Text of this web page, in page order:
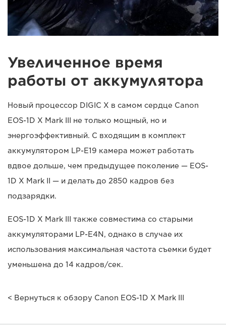
Увеличенное время
работы от аккумулятора
Новый процессор DIGIC X в самом сердце Canon
EOS-1D X Mark III не только мощный, но и
энергоэффективный. С входящим в комплект
аккумулятором LP-E19 камера может работать
вдвое дольше, чем предыдущее поколение — EOS-
1D X Mark II — и делать до 2850 кадров без
подзарядки.
EOS-1D X Mark III также совместима со старыми
аккумуляторами LP-E4N, однако в случае их
использования максимальная частота съемки будет
уменьшена до 14 кадров/сек.
< Вернуться к обзору Canon EOS-1D X Mark III